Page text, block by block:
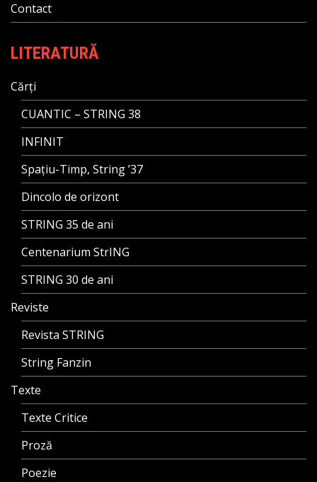
Contact
LITERATURĂ
Cărți
CUANTIC – STRING 38
INFINIT
Spațiu-Timp, String ’37
Dincolo de orizont
STRING 35 de ani
Centenarium StrING
STRING 30 de ani
Reviste
Revista STRING
String Fanzin
Texte
Texte Critice
Proză
Poezie